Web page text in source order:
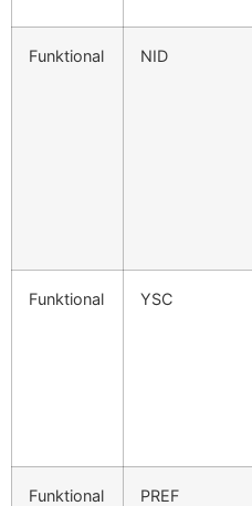
Funktional NID
Funktional YSC
Funktional PREF